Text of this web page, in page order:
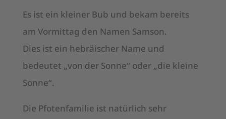
Es ist ein kleiner Bub und bekam bereits
am Vormittag den Namen Samson.
Dies ist ein hebräischer Name und
bedeutet „von der Sonne“ oder „die kleine
Sonne“.
Die Pfotenfamilie ist natürlich sehr